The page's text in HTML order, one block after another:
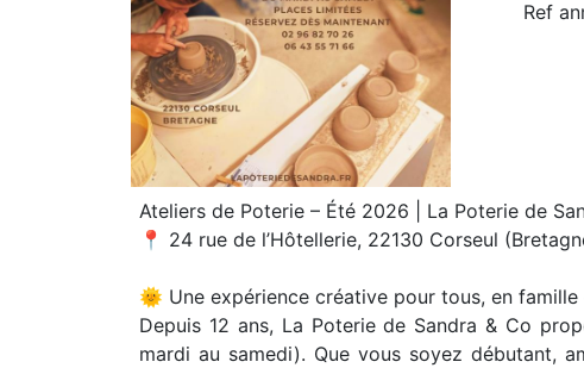
Ref
Ateliers de Poterie – Été 2026 | La Poterie de
📍 24 rue de l’Hôtellerie, 22130 Corseul
🌞 Une expérience créative pour tous, en famille
Depuis 12 ans, La Poterie de Sandra & Co
mardi au samedi). Que vous soyez débutant,